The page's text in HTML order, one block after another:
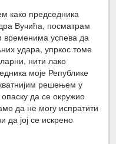
како председника
Вучића, посматрам
временима успева да
удара, упркос томе
нити лако
моје Републике
решењем у
да се окружио
да не могу испратити
да јој се искрено